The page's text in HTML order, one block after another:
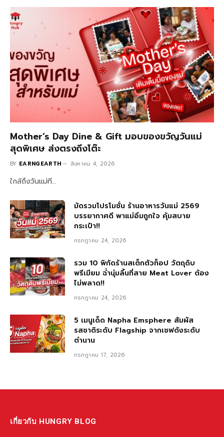
Mother’s Day Dine & Gift มอบของขวัญวันแม่
สุดพิเศษ ส่งตรงถึงโต๊ะ
BY EARNGEARTH สิงหาคม 4, 2026
ใกล้ถึงวันแม่ที…
มัดรวมโปรโมชั่น ร้านอาหารวันแม่ 2569
บรรยากาศดี พาแม่อิ่มถูกใจ คุ้มสบาย
กระเป๋า!!
กรกฎาคม 24, 2026
รวม 10 พิกัดร้านสเต็กตัวท็อป วัตถุดิบ
พรีเมียม ฉ่ำนุ่มลิ้นที่สาย Meat Lover ต้อง
ไม่พลาด!!
กรกฎาคม 24, 2026
5 เมนูเด็ด Napha Emsphere สัมผัส
รสชาติระดับ Flagship จากเชฟดังระดับ
ตำนาน
กรกฎาคม 17, 2026
เกี่ยวกับ HUNGRY BLOG